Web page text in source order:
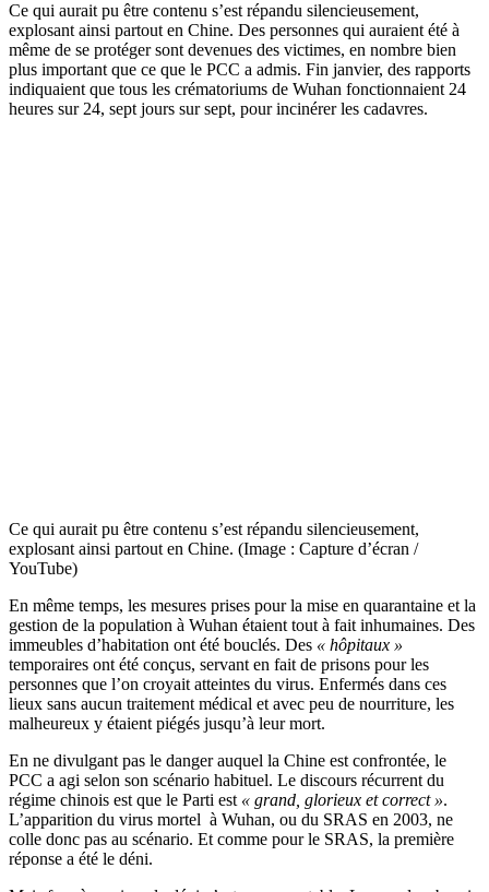
Ce qui aurait pu être contenu s’est répandu silencieusement,
explosant ainsi partout en Chine. Des personnes qui auraient été à
même de se protéger sont devenues des victimes, en nombre bien
plus important que ce que le PCC a admis. Fin janvier, des rapports
indiquaient que tous les crématoriums de Wuhan fonctionnaient 24
heures sur 24, sept jours sur sept, pour incinérer les cadavres.
Ce qui aurait pu être contenu s’est répandu silencieusement,
explosant ainsi partout en Chine. (Image : Capture d’écran /
YouTube)
En même temps, les mesures prises pour la mise en quarantaine et la
gestion de la population à Wuhan étaient tout à fait inhumaines. Des
immeubles d’habitation ont été bouclés. Des « hôpitaux »
temporaires ont été conçus, servant en fait de prisons pour les
personnes que l’on croyait atteintes du virus. Enfermés dans ces
lieux sans aucun traitement médical et avec peu de nourriture, les
malheureux y étaient piégés jusqu’à leur mort.
En ne divulgant pas le danger auquel la Chine est confrontée, le
PCC a agi selon son scénario habituel. Le discours récurrent du
régime chinois est que le Parti est « grand, glorieux et correct ».
L’apparition du virus mortel à Wuhan, ou du SRAS en 2003, ne
colle donc pas au scénario. Et comme pour le SRAS, la première
réponse a été le déni.